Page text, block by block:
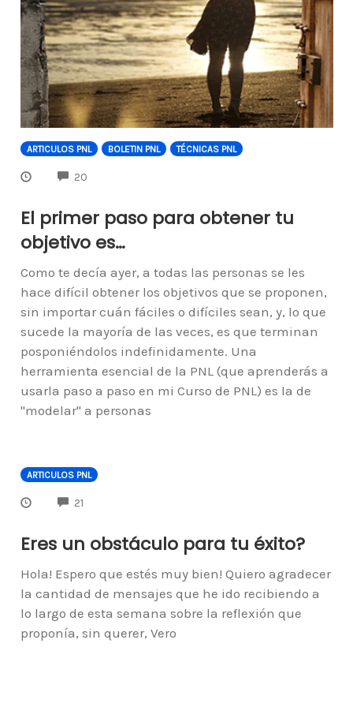
ARTICULOS PNL BOLETIN PNL TÉCNICAS PNL
20
El primer paso para obtener tu
objetivo es…
Como te decía ayer, a todas las personas se les
hace difícil obtener los objetivos que se proponen,
sin importar cuán fáciles o difíciles sean, y, lo que
sucede la mayoría de las veces, es que terminan
posponiéndolos indefinidamente. Una
herramienta esencial de la PNL (que aprenderás a
usarla paso a paso en mi Curso de PNL) es la de
"modelar" a personas
ARTICULOS PNL
21
Eres un obstáculo para tu éxito?
Hola! Espero que estés muy bien! Quiero agradecer
la cantidad de mensajes que he ido recibiendo a
lo largo de esta semana sobre la reflexión que
proponía, sin querer, Vero